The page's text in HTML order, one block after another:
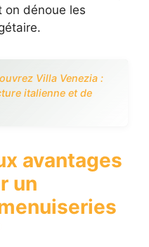
on dénoue les
Villa Venezia :
italienne et de
avantages
un